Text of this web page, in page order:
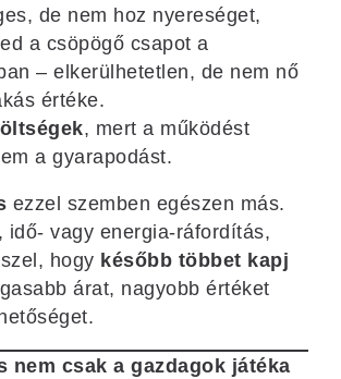
de nem hoz nyereséget,
a csöpögő csapot a
– elkerülhetetlen, de nem nő
értéke.
, mert a működést
a gyarapodást.
ezzel szemben egészen más.
idő- vagy energia-ráfordítás,
hogy később többet kapj
árat, nagyobb értéket
nem csak a gazdagok játéka